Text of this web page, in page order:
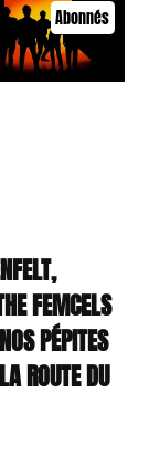
Abonnés
FEMCELS
PÉPITES
ROUTE DU